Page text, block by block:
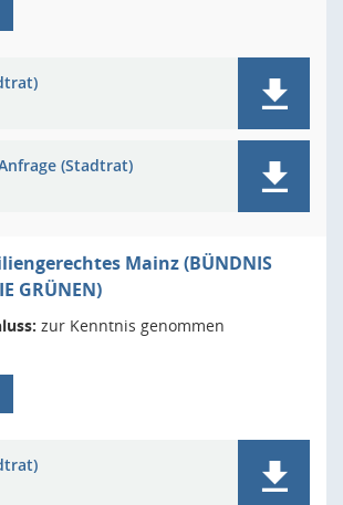
(Stadtrat)
Mainz (BÜNDNIS
GRÜNEN)
zur Kenntnis genommen